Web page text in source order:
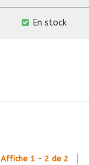
En stock
Affiche 1 - 2 de 2